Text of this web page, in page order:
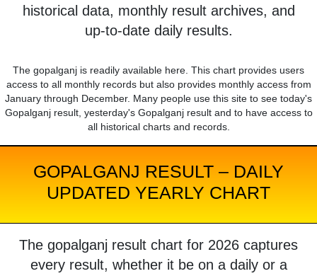
historical data, monthly result archives, and
up-to-date daily results.
The gopalganj is readily available here. This chart provides users
access to all monthly records but also provides monthly access from
January through December. Many people use this site to see today's
Gopalganj result, yesterday's Gopalganj result and to have access to
all historical charts and records.
GOPALGANJ RESULT – DAILY
UPDATED YEARLY CHART
The gopalganj result chart for 2026 captures
every result, whether it be on a daily or a